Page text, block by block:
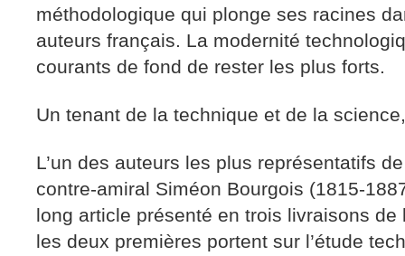
méthodologique qui plonge ses racines
auteurs français. La modernité
courants de fond de rester les plus forts.
Un tenant de la technique et de la
L’un des auteurs les plus représentatifs
contre-amiral Siméon Bourgois (1815-
long article présenté en trois livraisons
les deux premières portent sur l’étude